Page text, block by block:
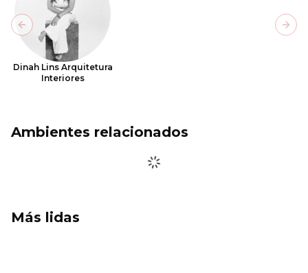
Dinah Lins Arquitetura
Interiores
Previous slide
Ambientes relacionados
Más lidas